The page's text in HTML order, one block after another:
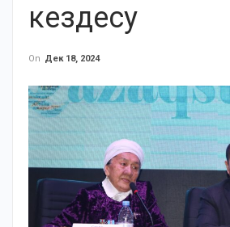
кездесу
On Дек 18, 2024